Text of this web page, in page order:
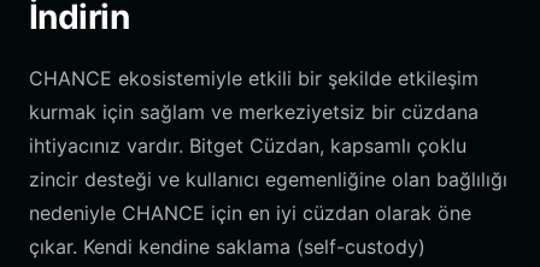
İndirin
CHANCE ekosistemiyle etkili bir şekilde etkileşim
kurmak için sağlam ve merkeziyetsiz bir cüzdana
ihtiyacınız vardır. Bitget Cüzdan, kapsamlı çoklu
zincir desteği ve kullanıcı egemenliğine olan bağlılığı
nedeniyle CHANCE için en iyi cüzdan olarak öne
çıkar. Kendi kendine saklama (self-custody)